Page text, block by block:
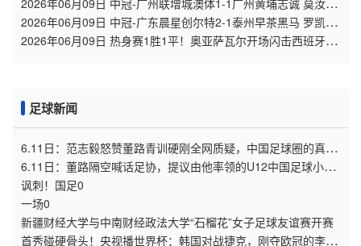
2026年06月09日 中冠-广州联增城澳体1-1广州黄埔志诚 莫汝恒
绝平
2026年06月09日 中冠-广东晨星创尔特2-1泰州早茶黑马 罗凯、
王伟轩破门
2026年06月09日 热身赛1胜1平！奥亚萨瓦尔开场闪击西班牙3-
足球新闻
6.11日：范志毅怒赞董路青训硬刚全网质疑，中国足球圈的真话
终于有人敢拍桌说了
6.11日：董路隔空喊话足协，提议由他率领的U12中国足球小将
与国少队进行一场秘密比赛
讽刺！国足0
一场0
新疆财经大学与中南财经政法大学“石榴花”女子足球友谊赛开赛
首秀碰硬骨头！央视播世界杯：韩国对战捷克，刚夺欧冠的李刚